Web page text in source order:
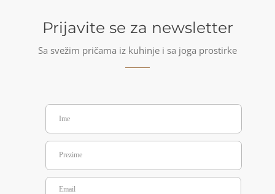
Prijavite se za newsletter
Sa svežim pričama iz kuhinje i sa joga prostirke